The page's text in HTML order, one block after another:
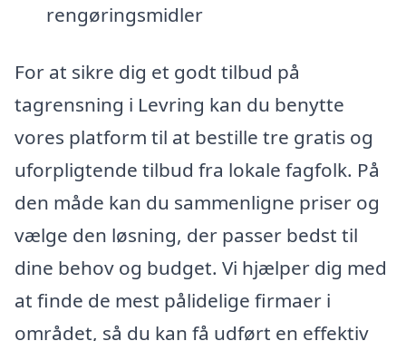
rengøringsmidler
For at sikre dig et godt tilbud på
tagrensning i Levring kan du benytte
vores platform til at bestille tre gratis og
uforpligtende tilbud fra lokale fagfolk. På
den måde kan du sammenligne priser og
vælge den løsning, der passer bedst til
dine behov og budget. Vi hjælper dig med
at finde de mest pålidelige firmaer i
området, så du kan få udført en effektiv